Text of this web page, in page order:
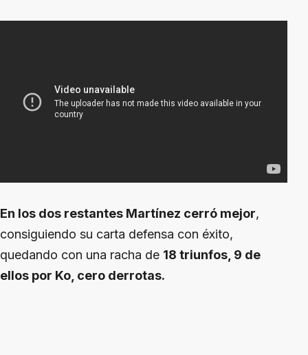
En los dos restantes Martínez cerró mejor,
consiguiendo su carta defensa con éxito,
quedando con una racha de 18 triunfos, 9 de
ellos por Ko, cero derrotas.